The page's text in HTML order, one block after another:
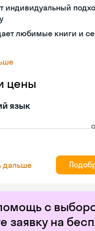
с
заявку на
индивидуальный
любимые книги и
цены
язык
дальше